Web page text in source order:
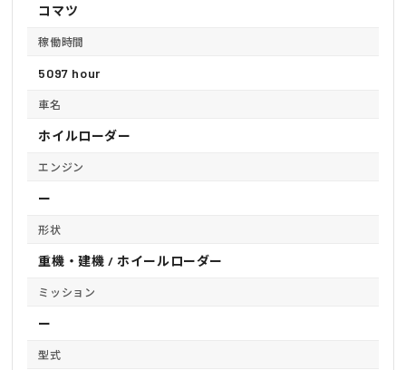
コマツ
稼働時間
5097 hour
車名
ホイルローダー
エンジン
ー
形状
重機・建機 / ホイールローダー
ミッション
ー
型式